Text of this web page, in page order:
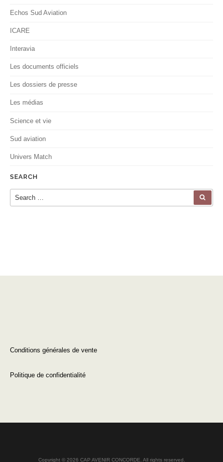
Echos Sud Aviation
ICARE
Interavia
Les documents officiels
Les dossiers de presse
Les médias
Science et vie
Sud aviation
Univers Match
SEARCH
Search for:
Conditions générales de vente
Politique de confidentialité
Copyright © 2026 CAP AVENIR CONCORDE. All rights reserved.